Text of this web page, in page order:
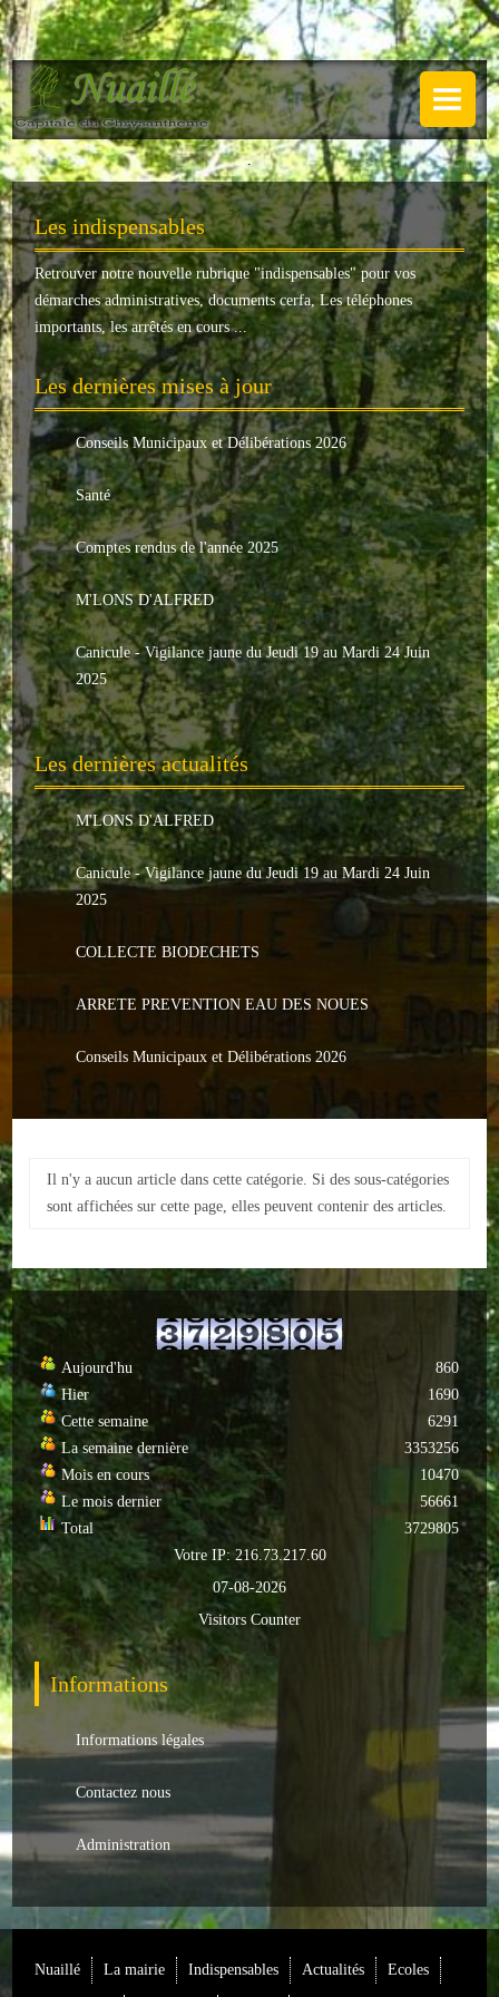
NUAILLÉ
Plan de Nuaillé
Sentiers pédestres
Guide annuel
Histoire
Galerie
LA MAIRIE
Horaires
Agence postale
Le conseil municipal
Les élus
Les commissions
Les comptes rendus
Le personnel communal
L'Echo de Nuaillé
Tarifs et locations
Galeries photos
INDISPENSABLES
Nouveaux arrivants
Le PACS
Voter
Urbanisme
Santé
Culturel
Divers
Arrêtes en cours
ACTUALITÉS
ECOLES
Ecole publique
Ecole privée
ASSOCIATIONS
Sportives
Loisirs et animations
Culturelles
Parents d'élèves
.
Les indispensables
Retrouver notre nouvelle rubrique "indispensables" pour vos
démarches administratives, documents cerfa, Les téléphones
importants, les arrêtés en cours ...
Les dernières mises à jour
Conseils Municipaux et Délibérations 2026
Santé
Comptes rendus de l'année 2025
M'LONS D'ALFRED
Canicule - Vigilance jaune du Jeudi 19 au Mardi 24 Juin
2025
Les dernières actualités
M'LONS D'ALFRED
Canicule - Vigilance jaune du Jeudi 19 au Mardi 24 Juin
2025
COLLECTE BIODECHETS
ARRETE PREVENTION EAU DES NOUES
Conseils Municipaux et Délibérations 2026
Il n'y a aucun article dans cette catégorie. Si des sous-catégories
sont affichées sur cette page, elles peuvent contenir des articles.
Aujourd'hu
Hier
Cette semaine
La semaine dernière
Mois en cours
Le mois dernier
Total
860
1690
6291
3353256
10470
56661
3729805
Votre IP: 216.73.217.60
07-08-2026
Visitors Counter
Informations
Informations légales
Contactez nous
Administration
Nuaillé La mairie Indispensables Actualités Ecoles